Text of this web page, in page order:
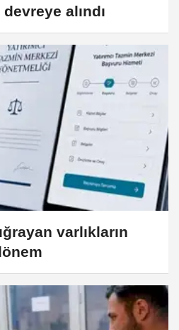
alındı
varlıkların